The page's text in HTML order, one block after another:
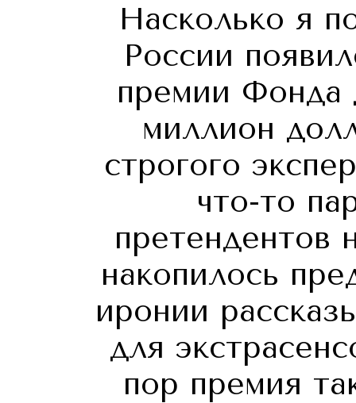
Насколько я
России
премии Фонда
миллион
строгого
что-то
претендентов
накопилось
иронии
для
пор премия